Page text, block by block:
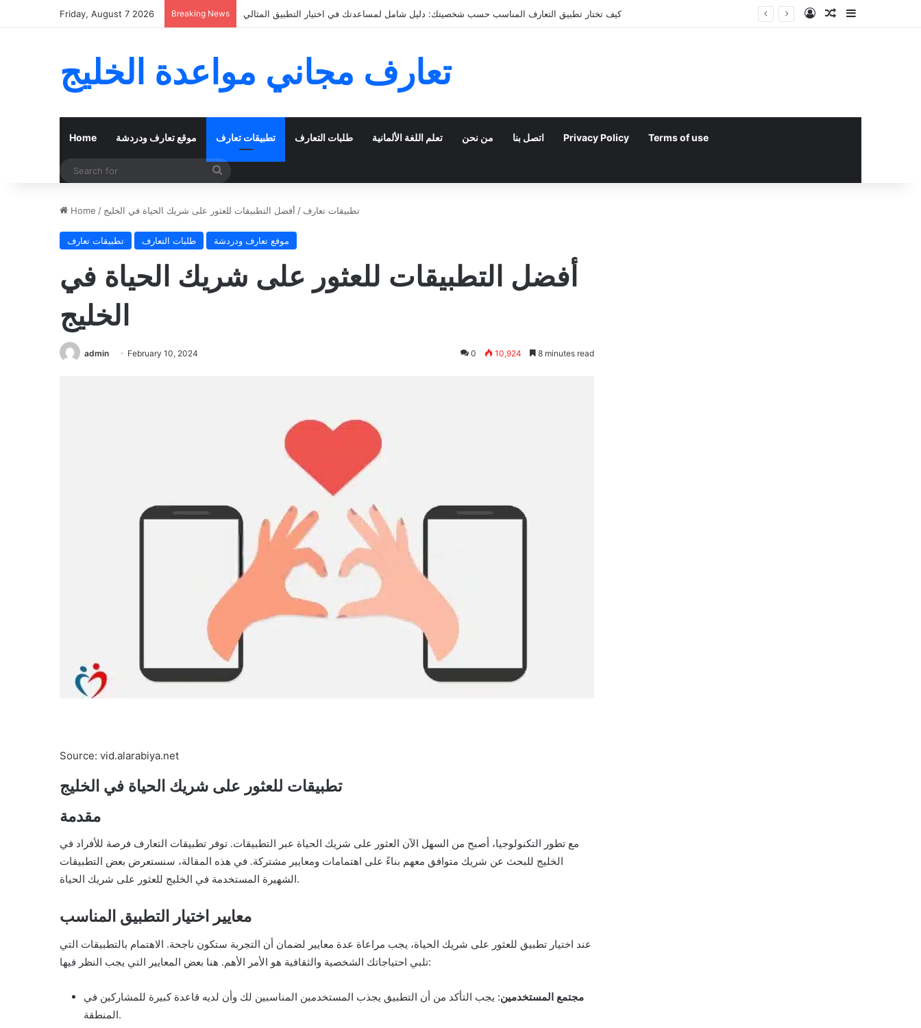
Friday, August 7 2026 Breaking News التعارف عبر الإنترنت: كيفية الانتقال من الدردشة إلى اللقاء الفعلي بنجاح Log InRandom Article
Sidebar
تعارف مجاني مواعدة الخليج
Home موقع تعارف ودردشة تطبيقات تعارف طلبات التعارف تعلم اللغة الألمانية من نحن اتصل بنا Privacy Policy Terms of use
Home / تطبيقات تعارف / أفضل التطبيقات للعثور على شريك الحياة في الخليج
تطبيقات تعارف طلبات التعارف موقع تعارف ودردشة
أفضل التطبيقات للعثور على شريك الحياة في
الخليج
admin February 10, 2024 0 10,924 8 minutes read
Source: vid.alarabiya.net
تطبيقات للعثور على شريك الحياة في الخليج
مقدمة
مع تطور التكنولوجيا، أصبح من السهل الآن العثور على شريك الحياة عبر التطبيقات. توفر تطبيقات التعارف فرصة للأفراد في
الخليج للبحث عن شريك متوافق معهم بناءً على اهتمامات ومعايير مشتركة. في هذه المقالة، سنستعرض بعض التطبيقات
الشهيرة المستخدمة في الخليج للعثور على شريك الحياة.
معايير اختيار التطبيق المناسب
عند اختيار تطبيق للعثور على شريك الحياة، يجب مراعاة عدة معايير لضمان أن التجربة ستكون ناجحة. الاهتمام بالتطبيقات التي
تلبي احتياجاتك الشخصية والثقافية هو الأمر الأهم. هنا بعض المعايير التي يجب النظر فيها:
مجتمع المستخدمين: يجب التأكد من أن التطبيق يجذب المستخدمين المناسبين لك وأن لديه قاعدة كبيرة للمشاركين في
المنطقة.